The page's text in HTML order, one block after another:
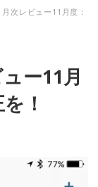
月次レビュー11月度：
ー11月
！